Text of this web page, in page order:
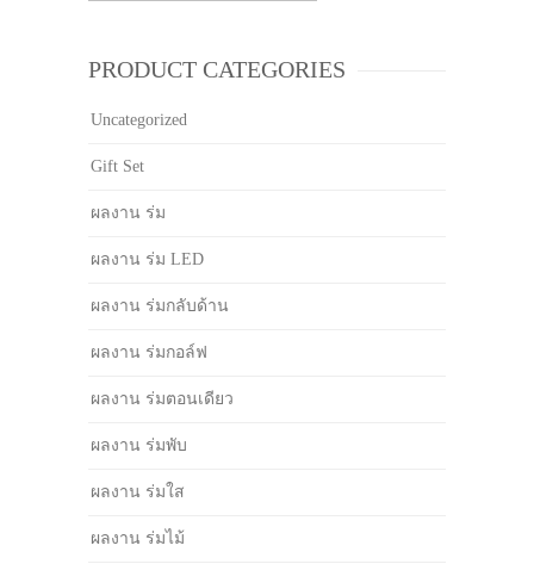
PRODUCT CATEGORIES
Uncategorized
Gift Set
ผลงาน ร่ม
ผลงาน ร่ม LED
ผลงาน ร่มกลับด้าน
ผลงาน ร่มกอล์ฟ
ผลงาน ร่มตอนเดียว
ผลงาน ร่มพับ
ผลงาน ร่มใส
ผลงาน ร่มไม้